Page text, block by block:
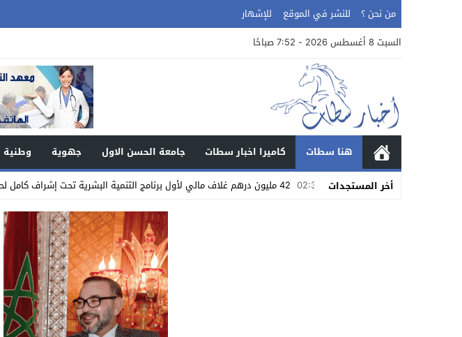
من نحن ؟ للنشر في الموقع
للإشهار
السبت 8 أغسطس 2026 - 7:52 صباحًا
هنا سطات كاميرا اخبار سطات جامعة الحسن الاول جهوية وطنية
أخر المستجدات
02:37 42 مليون درهم غلاف مالي لأول برنامج التنمية البشرية تحت إشراف كامل لحبوها